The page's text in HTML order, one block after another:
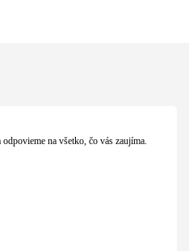
na všetko, čo vás zaujíma.